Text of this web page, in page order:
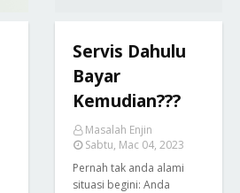
Servis Dahulu
Bayar
Kemudian???
Masalah Enjin
Sabtu, Mac 04, 2023
Pernah tak anda alami
situasi begini: Anda